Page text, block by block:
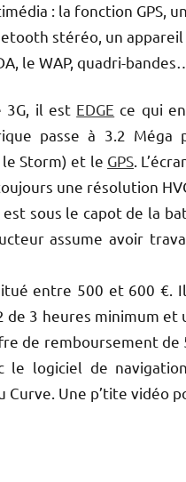
: la fonction GPS,
stéréo, un
le WAP, quadri-bandes…
3G, il est EDGE ce qui
passe à 3.2
le Storm) et le GPS.
une résolution
sous le capot de la
assume avoir
entre 500 et 600 €.
3 heures minimum et
de remboursement
logiciel de
Une p’tite vidéo